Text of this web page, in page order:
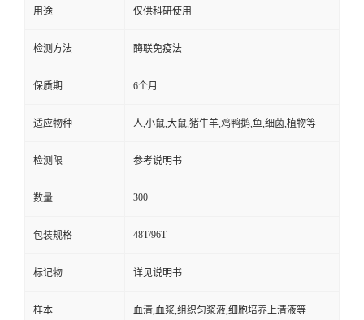
用途 仅供科研使用
检测方法 酶联免疫法
保质期 6个月
适应物种 人,小鼠,大鼠,猪牛羊,鸡鸭鹅,鱼,细菌,植物等
检测限 参考说明书
数量 300
包装规格 48T/96T
标记物 详见说明书
样本 血清,血浆,组织匀浆液,细胞培养上清液等